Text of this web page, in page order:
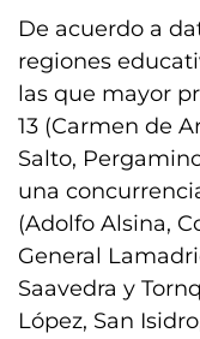
De acuerdo a
regiones
las que mayor
13 (Carmen de
Salto,
una
(Adolfo Alsina,
General
Saavedra y
López, San